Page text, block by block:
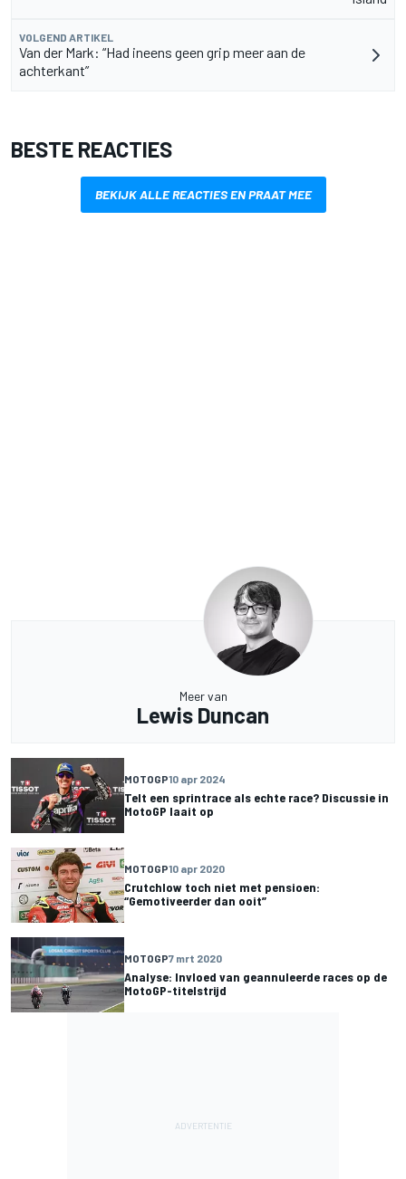
VOLGEND ARTIKEL
Van der Mark: “Had ineens geen grip meer aan de
achterkant”
BESTE REACTIES
BEKIJK ALLE REACTIES EN PRAAT MEE
Meer van
Lewis Duncan
MOTOGP10 apr 2024
Telt een sprintrace als echte race? Discussie in
MotoGP laait op
MOTOGP10 apr 2020
Crutchlow toch niet met pensioen:
“Gemotiveerder dan ooit”
MOTOGP7 mrt 2020
Analyse: Invloed van geannuleerde races op de
MotoGP-titelstrijd